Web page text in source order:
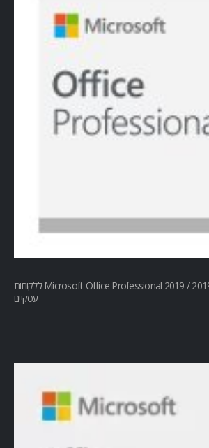
מיקרוסופט אופיס פרו Microsoft Office Professional 2019 / 2019 ללקוחות
עסקיים